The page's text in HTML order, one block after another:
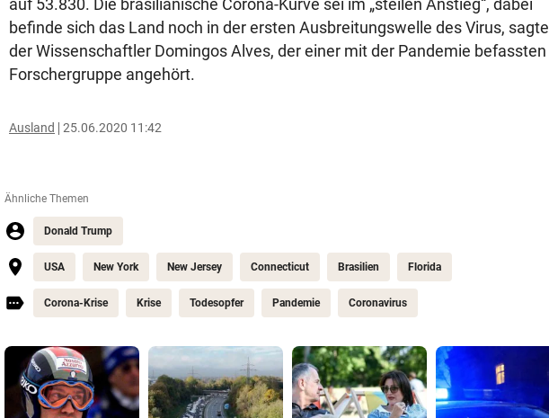
auf 53.830. Die brasilianische Corona-Kurve sei im „steilen Anstieg“, dabei
befinde sich das Land noch in der ersten Ausbreitungswelle des Virus, sagte
der Wissenschaftler Domingos Alves, der einer mit der Pandemie befassten
Forschergruppe angehört.
Ausland 25.06.2020 11:42
Ähnliche Themen
Donald Trump
USA New York New Jersey Connecticut Brasilien Florida
Corona-Krise Krise Todesopfer Pandemie Coronavirus